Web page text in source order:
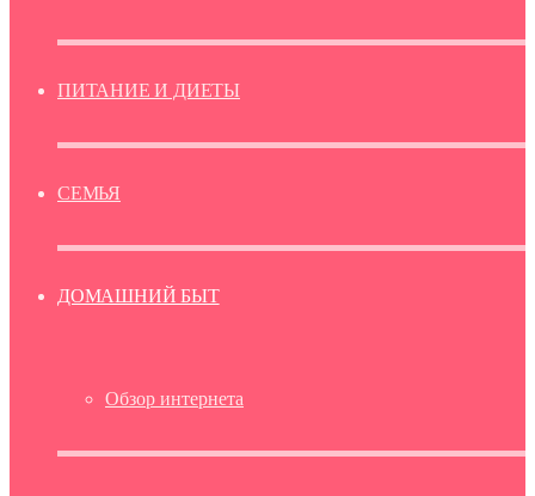
ПИТАНИЕ И ДИЕТЫ
СЕМЬЯ
ДОМАШНИЙ БЫТ
Обзор интернета